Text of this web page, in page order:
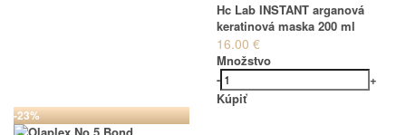
Hc Lab INSTANT arganová
keratinová maska 200 ml
16.00 €
Množstvo
-
+
Kúpiť
-23%